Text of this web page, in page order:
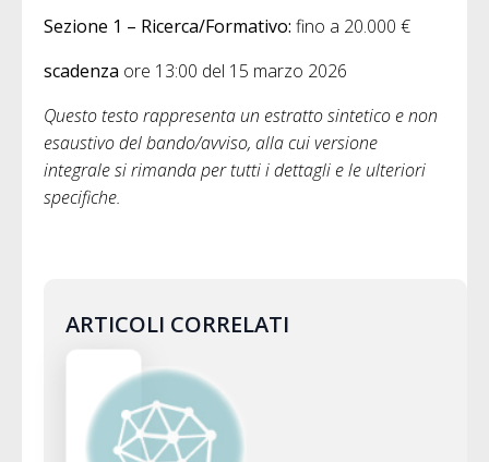
Sezione 1 – Ricerca/Formativo: fino a 20.000 €
scadenza ore 13:00 del 15 marzo 2026
Questo testo rappresenta un estratto sintetico e non
esaustivo del bando/avviso, alla cui versione
integrale si rimanda per tutti i dettagli e le ulteriori
specifiche.
ARTICOLI CORRELATI